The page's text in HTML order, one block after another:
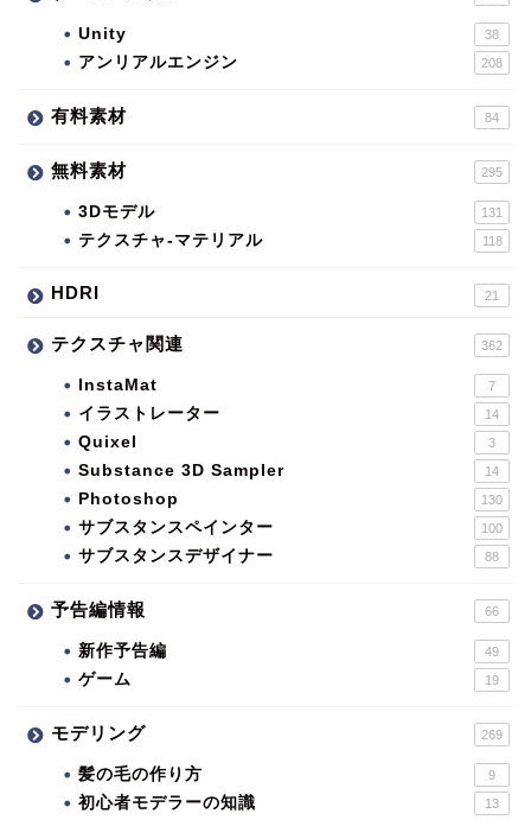
Unity 38
アンリアルエンジン 208
有料素材 84
無料素材 295
3Dモデル 131
テクスチャ-マテリアル 118
HDRI 21
テクスチャ関連 362
InstaMat 7
イラストレーター 14
Quixel 3
Substance 3D Sampler 14
Photoshop 130
サブスタンスペインター 100
サブスタンスデザイナー 88
予告編情報 66
新作予告編 49
ゲーム 19
モデリング 269
髪の毛の作り方 9
初心者モデラーの知識 13